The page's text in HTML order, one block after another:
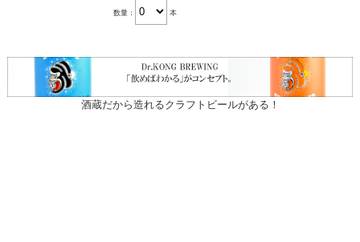
数量： 本
酒蔵だから造れるクラフトビールがある！